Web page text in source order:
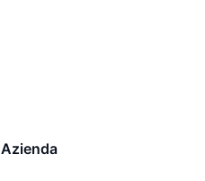
Azienda